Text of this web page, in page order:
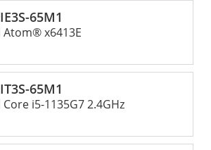
65M1
Atom® x6413E
65M1
i5-1135G7 2.4GHz